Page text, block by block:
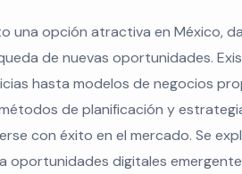
una opción atractiva en México,
de nuevas oportunidades.
hasta modelos de negocios
de planificación y
con éxito en el mercado. Se
oportunidades digitales